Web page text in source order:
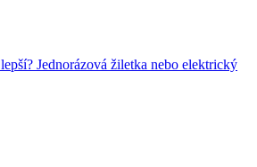
Jednorázová žiletka nebo elektrický